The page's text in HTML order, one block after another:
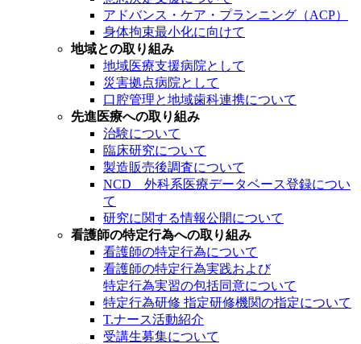
アドバンス・ケア・プランニング（ACP）
身体拘束最小化に向けて
地域との取り組み
地域医療支援病院として
災害拠点病院として
口腔管理と地域歯科連携について
先進医療への取り組み
治験について
臨床研究について
製造販売後調査について
NCD 外科系医療データベース登録につい
て
研究に関する情報公開について
看護師の特定行為への取り組み
看護師の特定行為について
看護師の特定行為実践および
特定行為実習の包括同意について
特定行為研修 指定研修機関の指定について
T.ナース活動紹介
受講生募集について